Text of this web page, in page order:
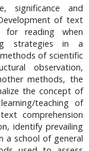
significance and
of text
for reading when
strategies in a
of scientific
observation,
methods, the
the concept of
teaching of
comprehension
identify prevailing
a school of general